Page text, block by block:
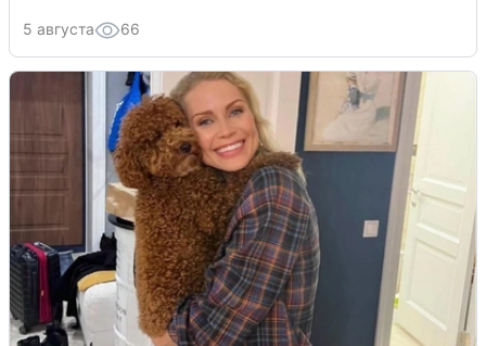
5 августа 66